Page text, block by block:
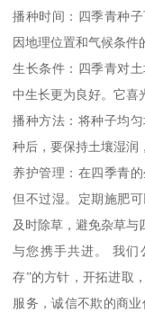
播种时间：四季青种
因地理位置和气候条件
生长条件：四季青对
中生长更为良好。它喜
播种方法：将种子均
种后，要保持土壤湿润
养护管理：在四季青
但不过湿。定期施肥
及时除草，避免杂草与
与您携手共进。 我们
存”的方针，开拓进取
服务，诚信不欺的商